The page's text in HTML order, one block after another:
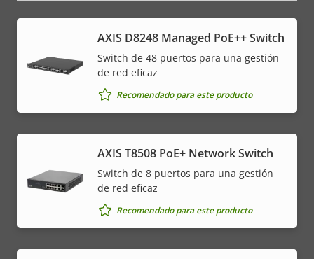
AXIS D8248 Managed PoE++ Switch
Switch de 48 puertos para una gestión
de red eficaz
Recomendado para este producto
AXIS T8508 PoE+ Network Switch
Switch de 8 puertos para una gestión
de red eficaz
Recomendado para este producto